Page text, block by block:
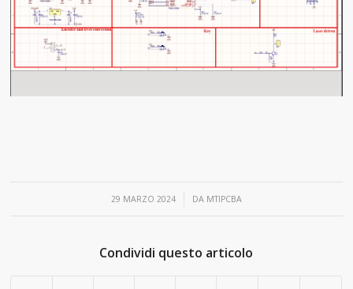
29 MARZO 2024
/ DA MTIPCBA
Condividi questo articolo